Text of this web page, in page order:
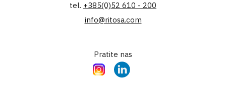
tel. +385(0)52 610 - 200
info@ritosa.com
Pratite nas
InstagramLinkedIn